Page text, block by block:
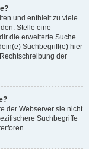
und enthielt zu viele
Stelle eine
die erweiterte Suche
Suchbegriff(e) hier
der
der Webserver sie nicht
Suchbegriffe